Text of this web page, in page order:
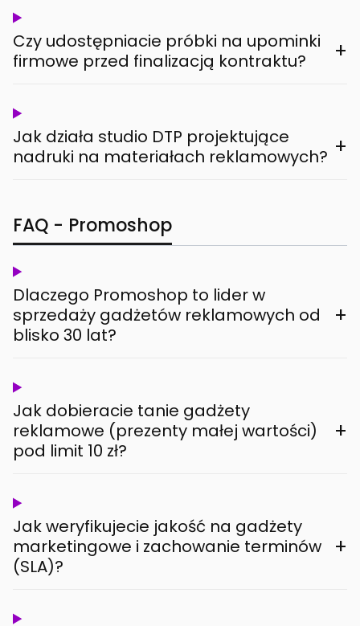
Czy udostępniacie próbki na upominki
firmowe przed finalizacją kontraktu?
+
Jak działa studio DTP projektujące
nadruki na materiałach reklamowych? +
FAQ - Promoshop
Dlaczego Promoshop to lider w
sprzedaży gadżetów reklamowych od
blisko 30 lat?
+
Jak dobieracie tanie gadżety
reklamowe (prezenty małej wartości)
pod limit 10 zł?
+
Jak weryfikujecie jakość na gadżety
marketingowe i zachowanie terminów
(SLA)?
+